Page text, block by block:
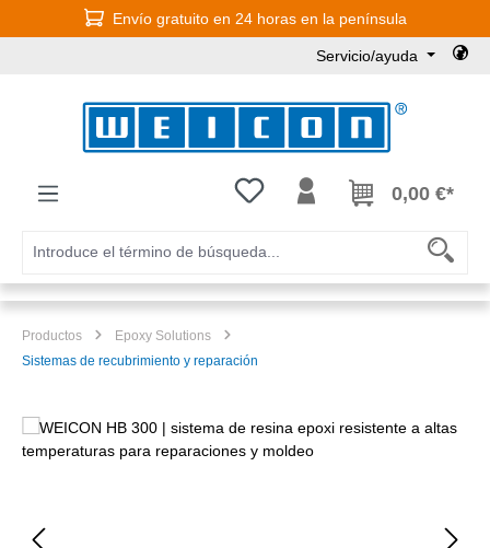
Saltar al contenido principalEnvío gratuito en 24 horas en la península
Servicio/ayuda
Tienes 0 artículos en tu lista de
0,00 €*
Productos
Epoxy Solutions
Sistemas de recubrimiento y reparación
Omitir galería de imágenes